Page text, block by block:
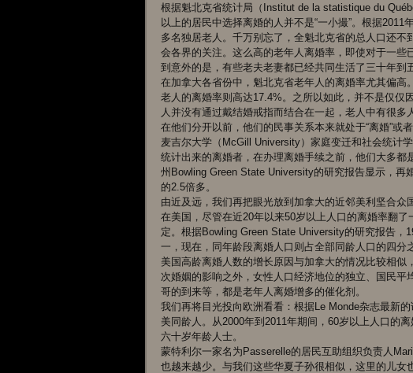
根据魁北克省统计局（Institut de la statistique du
以上的居民中选择离婚的人并不是“一小撮”。根据
多名独居老人。千万别忘了，全魁北克省的总人口还
会各界的关注。这么高的老年人离婚率，即使对于一
到意外的是，有些老夫老妻都已经共同生活了三十年到
在加拿大各省份中，魁北克省老年人的离婚率尤其偏
老人的离婚率则高达17.4%。之所以如此，并不是仅仅
人并没有通过戴结婚戒指而结合在一起，老人中有很
在他们分开以前，他们的民事关系本来就处于“离婚”或
麦吉尔大学（McGill University）家庭变迁和社会统计
统计出来的离婚者，在办理离婚手续之前，他们大多
州Bowling Green State University的研究报告显示，
的2.5倍多。
由近及远，我们再把眼光放到加拿大的近邻美利坚合众
在美国，尽管在近20年以来50岁以上人口的离婚率翻
定。根据Bowling Green State University的研究报告，
一，现在，同年龄段离婚人口则占全部同龄人口的四分
美国高龄离婚人数的增长原因与加拿大的情况比较相
次婚姻的影响之外，女性人口经济地位的独立、国民
哥的到来等，都是老年人离婚增多的催化剂。
我们再将目光投向欧洲看看：根据Le Monde杂志最新
美同龄人。从2000年到2011年期间，60岁以上人口的
六十岁年龄人士。
蒙特利尔一家名为Passerelle的居民互助组织负责人
也越来越少。与我们这些华夏子孙很相似，这里的儿